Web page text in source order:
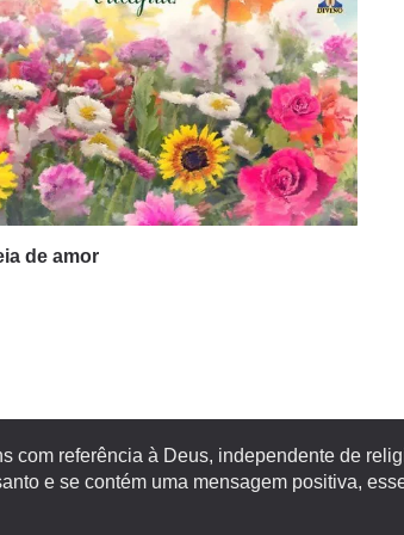
de amor
com referência à Deus, independente de
e se contém uma mensagem positiva,